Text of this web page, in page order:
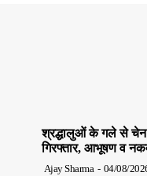
श्रद्धालुओं के गले से चेन
गिरफ्तार, आभूषण व
Ajay Sharma - 04/08/